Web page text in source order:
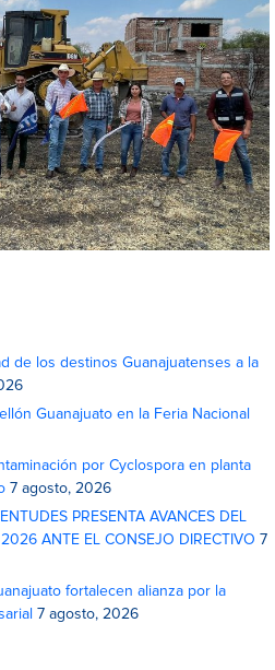
de los destinos Guanajuatenses a la
Guanajuato en la Feria Nacional
por Cyclospora en planta
7 agosto, 2026
PRESENTA AVANCES DEL
ANTE EL CONSEJO DIRECTIVO 7
fortalecen alianza por la
7 agosto, 2026